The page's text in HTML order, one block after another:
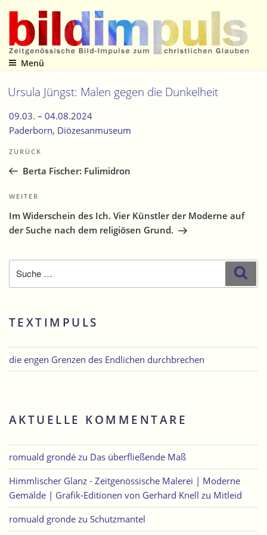
Inhalt
springen
Zeitgenössische Bild-Impulse zum christlichen Glauben
Menü
Ursula Jüngst: Malen gegen die Dunkelheit
09.03. – 04.08.2024
Paderborn, Diözesanmuseum
Beitragsnavigation
Vorheriger
Beitrag
ZURÜCK
Berta Fischer: Fulimidron
Nächster
Beitrag
WEITER
Im Widerschein des Ich. Vier Künstler der Moderne auf
der Suche nach dem religiösen Grund.
nach:
TEXTIMPULS
die engen Grenzen des Endlichen durchbrechen
AKTUELLE KOMMENTARE
romuald grondé zu Das überfließende Maß
Himmlischer Glanz - Zeitgenössische Malerei | Moderne
Gemälde | Grafik-Editionen von Gerhard Knell zu Mitleid
romuald gronde zu Schutzmantel